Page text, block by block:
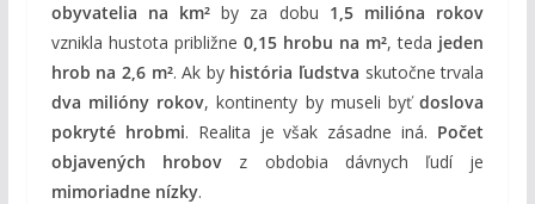
obyvatelia na km² by za dobu 1,5 milióna rokov
vznikla hustota približne 0,15 hrobu na m², teda jeden
hrob na 2,6 m². Ak by história ľudstva skutočne trvala
dva milióny rokov, kontinenty by museli byťdoslova
pokryté hrobmi. Realita je však zásadne iná. Počet
objavených hrobovz obdobia dávnych ľudí je
mimoriadne nízky.